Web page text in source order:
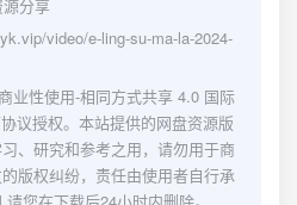
分享
video/e-ling-su-ma-la-2024-
业性使用-相同方式共享 4.0 国际
议授权。本站提供的网盘资源版
、研究和参考之用，请勿用于商
版权纠纷，责任由使用者自行承